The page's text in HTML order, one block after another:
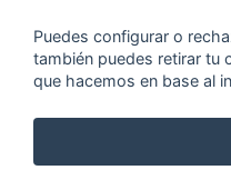
Puedes configurar o
también puedes retirar tu
que hacemos en base al